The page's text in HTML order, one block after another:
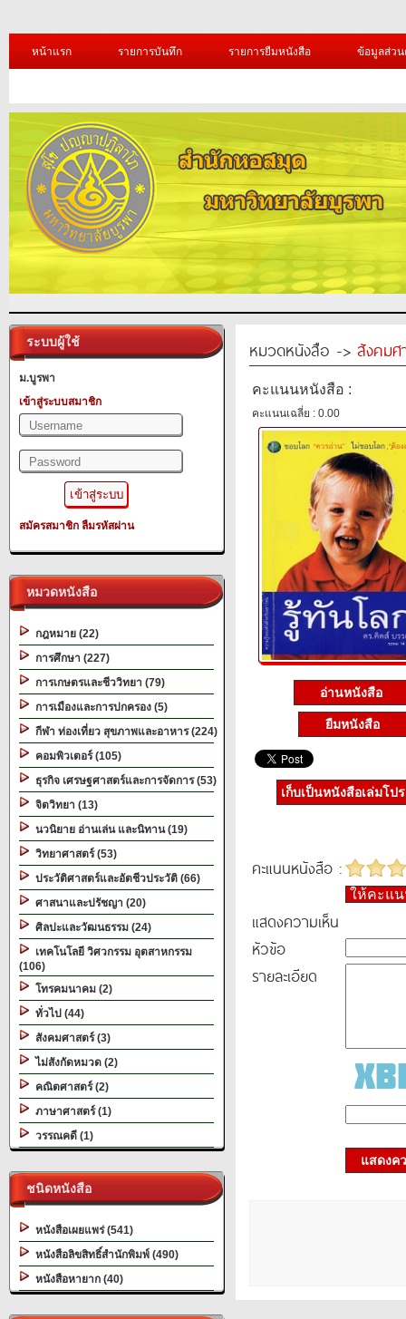
หน้าแรก รายการบันทึก รายการยืมหนังสือ ข้อมูลส่ว
ระบบผู้ใช้
ม.บูรพา
เข้าสู่ระบบสมาชิก
สมัครสมาชิก ลืมรหัสผ่าน
หมวดหนังสือ
กฎหมาย (22)
การศึกษา (227)
การเกษตรและชีววิทยา (79)
การเมืองและการปกครอง (5)
กีฬา ท่องเที่ยว สุขภาพและอาหาร (224)
คอมพิวเตอร์ (105)
ธุรกิจ เศรษฐศาสตร์และการจัดการ (53)
จิตวิทยา (13)
นวนิยาย อ่านเล่น และนิทาน (19)
วิทยาศาสตร์ (53)
ประวัติศาสตร์และอัตชีวประวัติ (66)
ศาสนาและปรัชญา (20)
ศิลปะและวัฒนธรรม (24)
เทคโนโลยี วิศวกรรม อุตสาหกรรม
(106)
โทรคมนาคม (2)
ทั่วไป (44)
สังคมศาสตร์ (3)
ไม่สังกัดหมวด (2)
คณิตศาสตร์ (2)
ภาษาศาสตร์ (1)
วรรณคดี (1)
ชนิดหนังสือ
หนังสือเผยแพร่ (541)
หนังสือลิขสิทธิ์สำนักพิมพ์ (490)
หนังสือหายาก (40)
หมวดหนังสือ -> สังคมศ
คะแนนหนังสือ :
คะแนนเฉลี่ย : 0.00
อ่านหนังสือ
ยืมหนังสือ
เก็บเป็นหนังสือเล่มโป
คะแนนหนังสือ :
ให้คะแ
แสดงความเห็น
หัวข้อ
รายละเอียด
แสดงค